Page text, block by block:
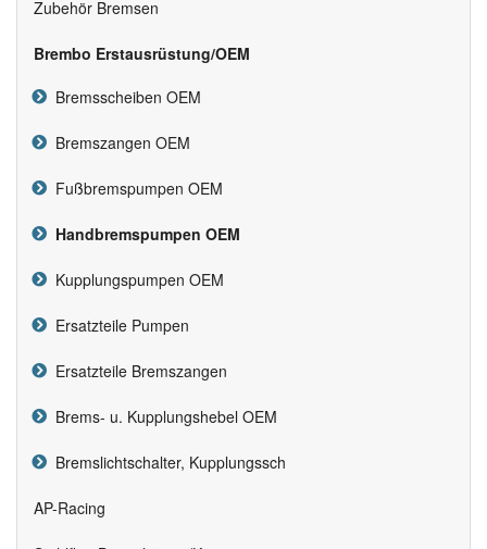
Zubehör Bremsen
Brembo Erstausrüstung/OEM
Bremsscheiben OEM
Bremszangen OEM
Fußbremspumpen OEM
Handbremspumpen OEM
Kupplungspumpen OEM
Ersatzteile Pumpen
Ersatzteile Bremszangen
Brems- u. Kupplungshebel OEM
Bremslichtschalter, Kupplungssch
AP-Racing